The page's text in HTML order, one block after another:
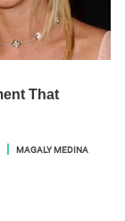
MAGALY MEDINA